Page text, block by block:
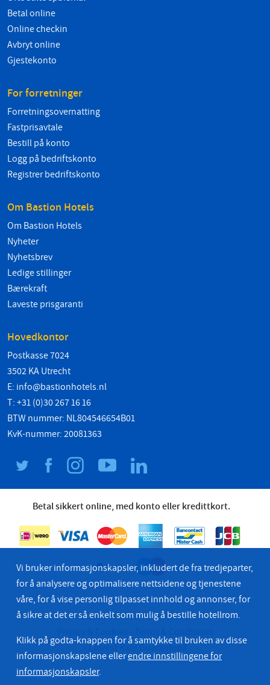
Betal online
Online checkin
Avbryt online
Gjestekonto
For forretninger
Forretningsovernatting
Fastprisavtale
Bestill på konto
Logg på bedriftskonto
Registrer bedriftskonto
Om Bastion Hotels
Om Bastion Hotels
Nyheter
Nyhetsbrev
Ledige stillinger
Bærekraft
Laveste prisgaranti
Hovedkontor
Postkasse 7024
3502 KA Utrecht
E: info@bastionhotels.nl
T: +31 (0)30 267 16 16
BTW nummer: NL804546654B01
KvK-nummer: 20081363
Betal sikkert online, med konto eller kredittkort.
© 2026 Bastion Hotel Group
Lowest Rate Guaranteed
Vi bruker informasjonskapsler, inkludert de fra tredjeparter,
for å analysere og optimalisere nettsidene og tjenestene
våre, for å vise personlig tilpasset innhold og annonser, for
å sikre at det er så enkelt som mulig å bestille hotellrom.
Klikk på godta-knappen for å samtykke til bruken av disse
informasjonskapslene ellerendre innstillingene for
informasjonskapsler.